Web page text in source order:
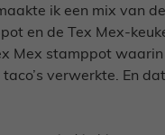
ik een mix van
en de Tex Mex-
Mex stamppot waarin
verwerkte. En